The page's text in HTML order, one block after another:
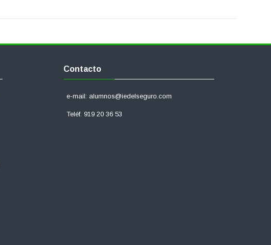
Contacto
Contacto
e-mail: alumnos@iedelseguro.com
Teléf. 919 20 36 53